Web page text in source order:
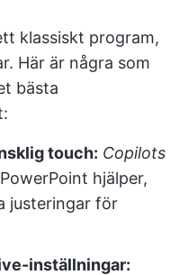
klassiskt program,
Här är några som
bästa
touch: Copilots
hjälper,
justeringar för
inställningar: